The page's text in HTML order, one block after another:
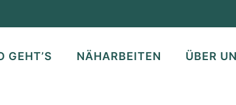
GEHT’S NÄHARBEITEN ÜBER